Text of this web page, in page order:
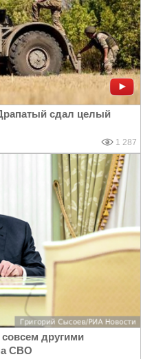
сдал целый
1 287
другими
СВО